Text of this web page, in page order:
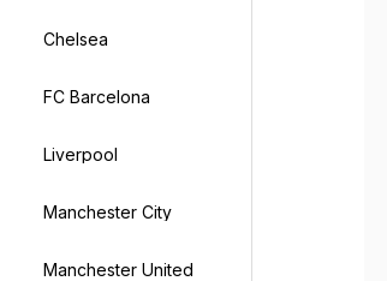
Chelsea
FC Barcelona
Liverpool
Manchester City
Manchester United